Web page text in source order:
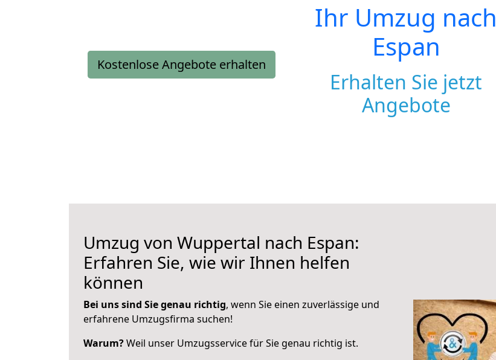
Kostenlose Angebote erhalten
Ihr Umzug nach
Espan
Erhalten Sie jetzt
Angebote
Umzug von Wuppertal nach Espan:
Erfahren Sie, wie wir Ihnen helfen
können
Bei uns sind Sie genau richtig, wenn Sie einen zuverlässige und
erfahrene Umzugsfirma suchen!
Warum?Weil unser Umzugsservice für Sie genau richtig ist.